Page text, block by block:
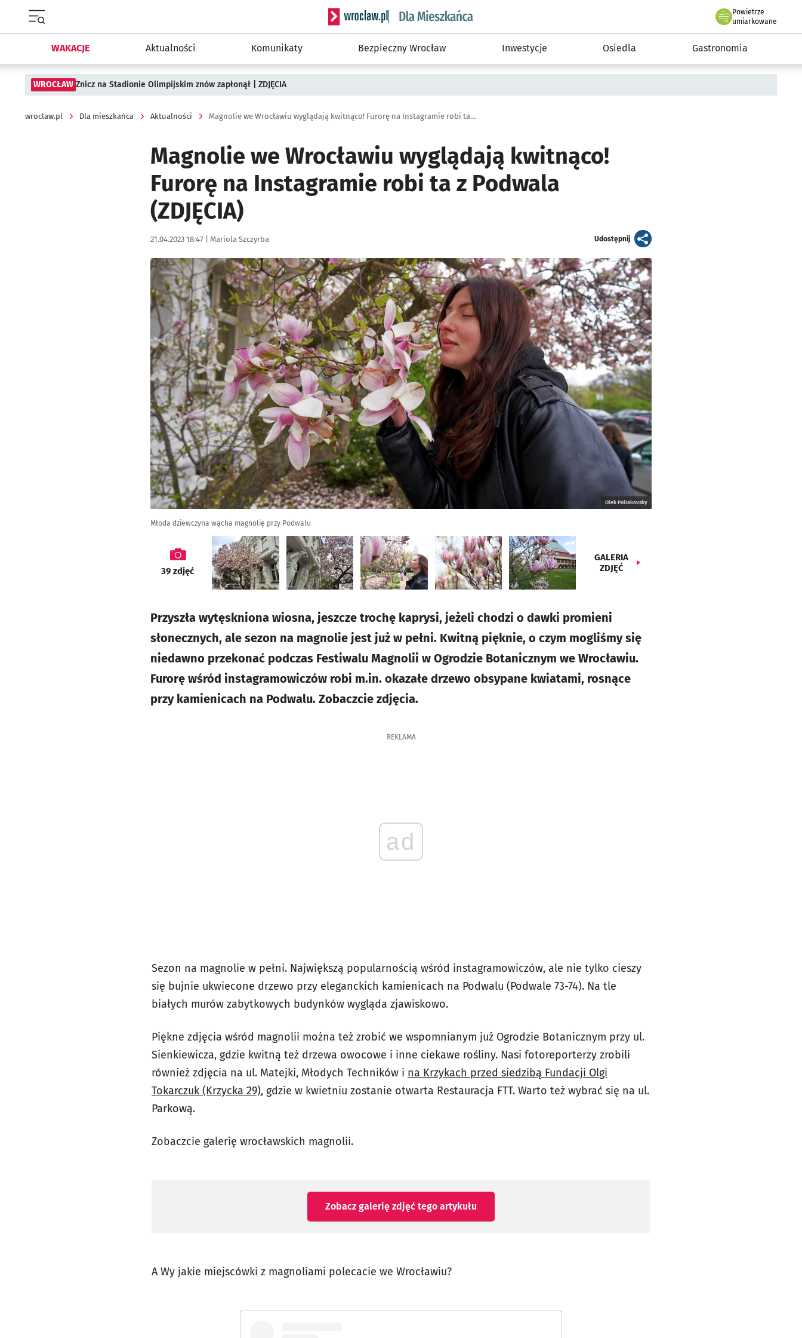
Serwis informacyjny wroclaw.pl podserwis: Dla mieszkańca
Powietrze
we Wrocławiu
umiarkowane
WAKACJE Aktualności Komunikaty Bezpieczny Wrocław Inwestycje Osiedla Gastronomia
WROCŁAW Znicz na Stadionie Olimpijskim znów zapłonął | ZDJĘCIA
wroclaw.pl Dla mieszkańca Aktualności Magnolie we Wrocławiu wyglądają kwitnąco! Furorę na Instagramie robi ta z Podwala (ZDJĘCIA)
Magnolie we Wrocławiu wyglądają kwitnąco!
Furorę na Instagramie robi ta z Podwala
(ZDJĘCIA)
Data publikacji:
21.04.2023 18:47 | Autor:
Mariola Szczyrba Udostępnijartykuł
Kliknij, aby zobaczyć galerię
Olek Poliakovsky
Młoda dziewczyna wącha magnolię przy Podwalu
galeria
39 zdjęć
GALERIA
ZDJĘĆ
Przyszła wytęskniona wiosna, jeszcze trochę kaprysi, jeżeli chodzi o dawki promieni
słonecznych, ale sezon na magnolie jest już w pełni. Kwitną pięknie, o czym mogliśmy się
niedawno przekonać podczas Festiwalu Magnolii w Ogrodzie Botanicznym we Wrocławiu.
Furorę wśród instagramowiczów robi m.in. okazałe drzewo obsypane kwiatami, rosnące
przy kamienicach na Podwalu. Zobaczcie zdjęcia.
REKLAMA
ad
Sezon na magnolie w pełni. Największą popularnością wśród instagramowiczów, ale nie tylko cieszy
się bujnie ukwiecone drzewo przy eleganckich kamienicach na Podwalu (Podwale 73-74). Na tle
białych murów zabytkowych budynków wygląda zjawiskowo.
Piękne zdjęcia wśród magnolii można też zrobić we wspomnianym już Ogrodzie Botanicznym przy ul.
Sienkiewicza, gdzie kwitną też drzewa owocowe i inne ciekawe rośliny. Nasi fotoreporterzy zrobili
również zdjęcia na ul. Matejki, Młodych Techników i na Krzykach przed siedzibą Fundacji Olgi
Tokarczuk (Krzycka 29), gdzie w kwietniu zostanie otwarta Restauracja FTT. Warto też wybrać się na ul.
Parkową.
Zobaczcie galerię wrocławskich magnolii.
Zobacz galerię zdjęć tego artykułu
A Wy jakie miejscówki z magnoliami polecacie we Wrocławiu?